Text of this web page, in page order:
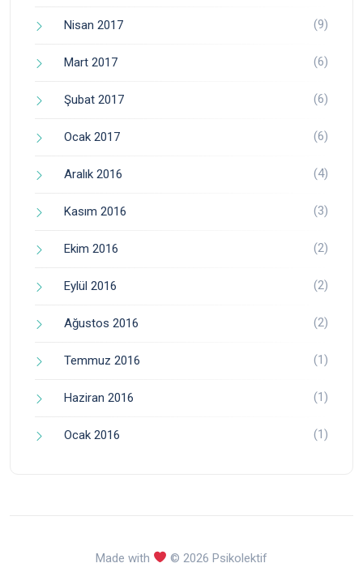
Nisan 2017 (9)
Mart 2017 (6)
Şubat 2017 (6)
Ocak 2017 (6)
Aralık 2016 (4)
Kasım 2016 (3)
Ekim 2016 (2)
Eylül 2016 (2)
Ağustos 2016 (2)
Temmuz 2016 (1)
Haziran 2016 (1)
Ocak 2016 (1)
Made with © 2026 Psikolektif